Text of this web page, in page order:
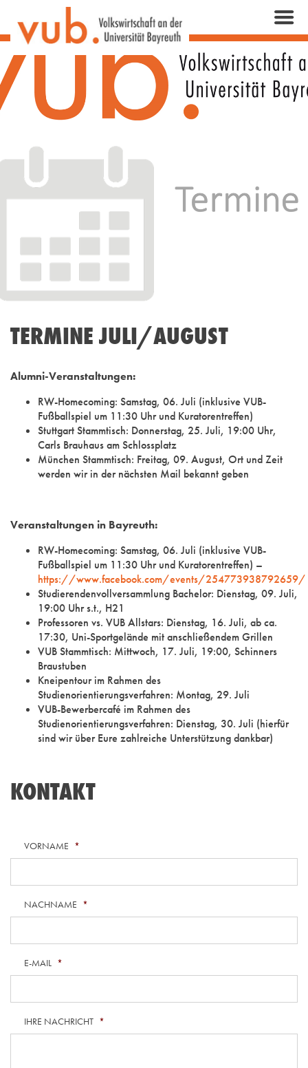
TERMINE JULI/AUGUST
Alumni-Veranstaltungen:
RW-Homecoming: Samstag, 06. Juli (inklusive VUB-
Fußballspiel um 11:30 Uhr und Kuratorentreffen)
Stuttgart Stammtisch: Donnerstag, 25. Juli, 19:00 Uhr,
Carls Brauhaus am Schlossplatz
München Stammtisch: Freitag, 09. August, Ort und Zeit
werden wir in der nächsten Mail bekannt geben
Veranstaltungen in Bayreuth:
RW-Homecoming: Samstag, 06. Juli (inklusive VUB-
Fußballspiel um 11:30 Uhr und Kuratorentreffen) –
https://www.facebook.com/events/254773938792659/
Studierendenvollversammlung Bachelor: Dienstag, 09. Juli,
19:00 Uhr s.t., H21
Professoren vs. VUB Allstars: Dienstag, 16. Juli, ab ca.
17:30, Uni-Sportgelände mit anschließendem Grillen
VUB Stammtisch: Mittwoch, 17. Juli, 19:00, Schinners
Braustuben
Kneipentour im Rahmen des
Studienorientierungsverfahren: Montag, 29. Juli
VUB-Bewerbercafé im Rahmen des
Studienorientierungsverfahren: Dienstag, 30. Juli (hierfür
sind wir über Eure zahlreiche Unterstützung dankbar)
KONTAKT
VORNAME *
NACHNAME *
E-MAIL *
IHRE NACHRICHT *